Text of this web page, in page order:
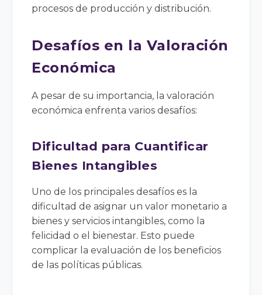
procesos de producción y distribución.
Desafíos en la Valoración
Económica
A pesar de su importancia, la valoración
económica enfrenta varios desafíos:
Dificultad para Cuantificar
Bienes Intangibles
Uno de los principales desafíos es la
dificultad de asignar un valor monetario a
bienes y servicios intangibles, como la
felicidad o el bienestar. Esto puede
complicar la evaluación de los beneficios
de las políticas públicas.